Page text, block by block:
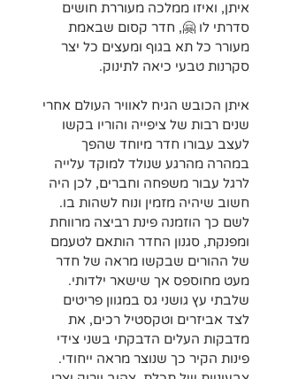
איתן, ואיזו ממלכה מעוררת חושים
סדרתי לו 🤗, חדר קסום שבאמת
מעורר כל תא בגוף ומעצים כל יצר
סקרנות טבעי כיאה לתינוק.
איתן הכובש הגיח לאוויר העולם אחרי
שנים רבות של ציפייה והוריו בקשו
לעצב עבורו חדר מיוחד שהפך
במהרה מהרגע שנולד למוקד עלייה
לרגל עבור משפחה וחברים, לכן היה
חשוב שיהיה מזמין ונוח לשהות בו.
לשם כך הוזמנה פינת רביצה מרווחת
ומפנקת, סגנון החדר הותאם לטעמם
של ההורים שבקשו מראה של חדר
מעט מחוספס אך שישאר ילדותי.
שלבתי עץ גושני גס במגוון פריטים
לצד אביזרים וטקסטיל רכים, את
מדבקות העלים הדבקתי בשני צידי
פינות הקיר כך שנוצר מראה ייחודי.